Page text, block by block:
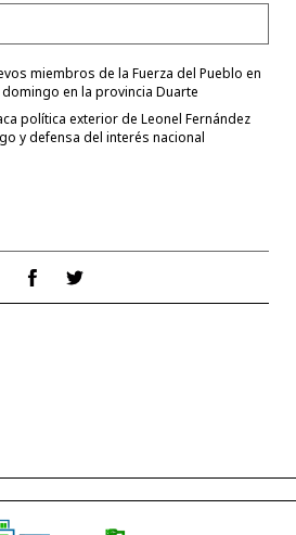
miembros de la Fuerza del Pueblo en
en la provincia Duarte
política exterior de Leonel Fernández
y defensa del interés nacional